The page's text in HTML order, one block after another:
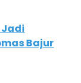
Jadi
Bajur